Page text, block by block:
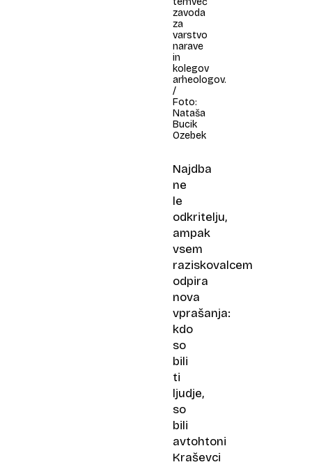
zavoda
za
varstvo
narave
in
kolegov
arheologov.
/
Foto:
Nataša
Bucik
Ozebek
Najdba
ne
le
odkritelju,
ampak
vsem
raziskovalcem
odpira
nova
vprašanja:
kdo
so
bili
ti
ljudje,
so
bili
avtohtoni
Kraševci